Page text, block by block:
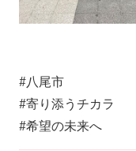
#八尾市
#寄り添うチカラ
#希望の未来へ